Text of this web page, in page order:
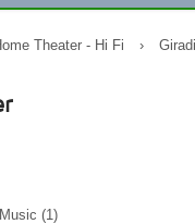
Theater - Hi Fi ›
(1)